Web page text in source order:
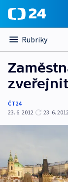
Rubriky
ČT24
23. 6. 2012
23. 6.